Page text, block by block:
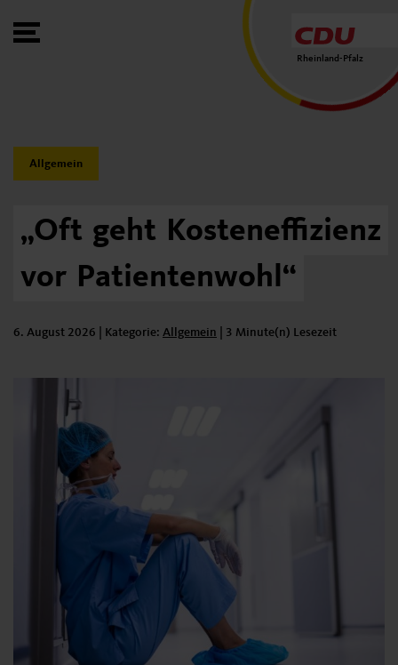
Toggle Menu
Rheinland-Pfalz
Category:
Allgemein
„Oft geht Kosteneffizienz
vor Patientenwohl“
6. August 2026 | Kategorie: Kategorie:
Allgemein 3 Minute(n) Lesezeit